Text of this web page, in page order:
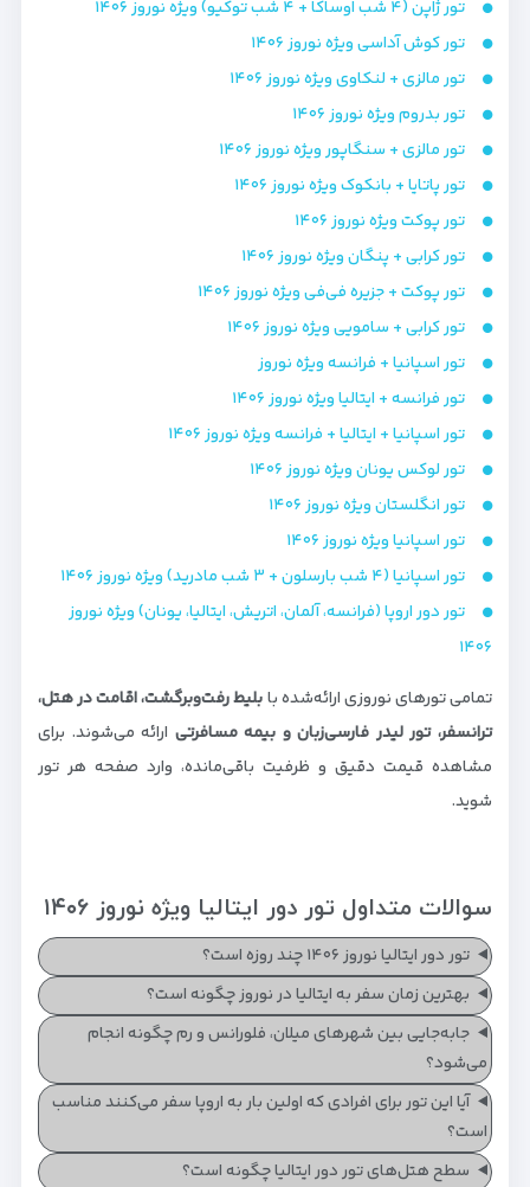
تور ژاپن (۴ شب اوساکا + ۴ شب توکیو) ویژه نوروز ۱۴۰۶
تور کوش آداسی ویژه نوروز ۱۴۰۶
تور مالزی + لنکاوی ویژه نوروز ۱۴۰۶
تور بدروم ویژه نوروز ۱۴۰۶
تور مالزی + سنگاپور ویژه نوروز ۱۴۰۶
تور پاتایا + بانکوک ویژه نوروز ۱۴۰۶
تور پوکت ویژه نوروز ۱۴۰۶
تور کرابی + پنگان ویژه نوروز ۱۴۰۶
تور پوکت + جزیره فی‌فی ویژه نوروز ۱۴۰۶
تور کرابی + سامویی ویژه نوروز ۱۴۰۶
تور اسپانیا + فرانسه ویژه نوروز
تور فرانسه + ایتالیا ویژه نوروز ۱۴۰۶
تور اسپانیا + ایتالیا + فرانسه ویژه نوروز ۱۴۰۶
تور لوکس یونان ویژه نوروز ۱۴۰۶
تور انگلستان ویژه نوروز ۱۴۰۶
تور اسپانیا ویژه نوروز ۱۴۰۶
تور اسپانیا (۴ شب بارسلون + ۳ شب مادرید) ویژه نوروز ۱۴۰۶
تور دور اروپا (فرانسه، آلمان، اتریش، ایتالیا، یونان) ویژه نوروز
۱۴۰۶
تمامی تورهای نوروزی ارائه‌شده بابلیط رفت‌وبرگشت، اقامت در هتل،
ترانسفر، تور لیدر فارسی‌زبان و بیمه مسافرتی ارائه می‌شوند. برای
مشاهده قیمت دقیق و ظرفیت باقی‌مانده، وارد صفحه هر تور
شوید.
سوالات متداول تور دور ایتالیا ویژه نوروز ۱۴۰۶
تور دور ایتالیا نوروز ۱۴۰۶ چند روزه است؟
بهترین زمان سفر به ایتالیا در نوروز چگونه است؟
جابه‌جایی بین شهرهای میلان، فلورانس و رم چگونه انجام
می‌شود؟
آیا این تور برای افرادی که اولین بار به اروپا سفر می‌کنند مناسب
است؟
سطح هتل‌های تور دور ایتالیا چگونه است؟